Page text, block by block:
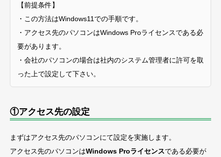
【前提条件】
・この方法はWindows11での手順です。
・アクセス先のパソコンはWindows Proライセンスである必
要があります。
・会社のパソコンの場合は社内のシステム管理者に許可を取
った上で設定して下さい。
①アクセス先の設定
まずはアクセス先のパソコンにて設定を実施します。
アクセス先のパソコンはWindows Proライセンスである必要が